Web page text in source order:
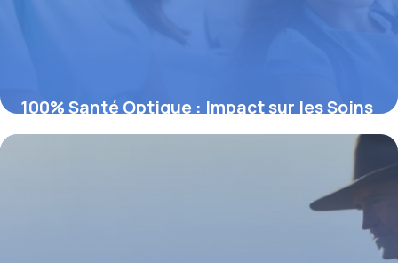
100% Santé Optique : Impact sur les Soins
Dentaires